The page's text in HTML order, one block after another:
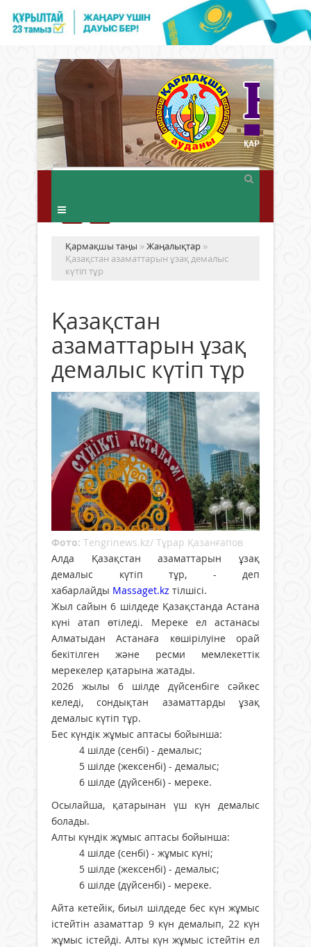
Қармақшы таңы »Жаңалықтар »
Қазақстан азаматтарын ұзақ демалыс
күтіп тұр
Қазақстан
азаматтарын ұзақ
демалыс күтіп тұр
Фото: Tengrinews.kz/ Тұрар Қазанғапов
Алда Қазақстан азаматтарын ұзақ
демалыс күтіп тұр, - деп
хабарлайды Massaget.kz тілшісі.
Жыл сайын 6 шілдеде Қазақстанда Астана
күні атап өтіледі. Мереке ел астанасы
Алматыдан Астанаға көшірілуіне орай
бекітілген және ресми мемлекеттік
мерекелер қатарына жатады.
2026 жылы 6 шілде дүйсенбіге сәйкес
келеді, сондықтан азаматтарды ұзақ
демалыс күтіп тұр.
Бес күндік жұмыс аптасы бойынша:
4 шілде (сенбі) - демалыс;
5 шілде (жексенбі) - демалыс;
6 шілде (дүйсенбі) - мереке.
Осылайша, қатарынан үш күн демалыс
болады.
Алты күндік жұмыс аптасы бойынша:
4 шілде (сенбі) - жұмыс күні;
5 шілде (жексенбі) - демалыс;
6 шілде (дүйсенбі) - мереке.
Айта кетейік, биыл шілдеде бес күн жұмыс
істейтін азаматтар 9 күн демалып, 22 күн
жұмыс істейді. Алты күн жұмыс істейтін ел